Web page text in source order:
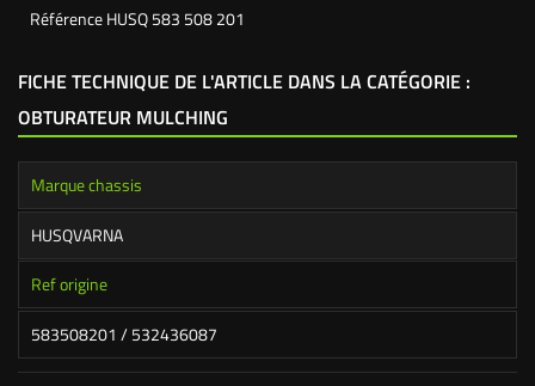
RéférenceHUSQ 583 508 201
FICHE TECHNIQUE DE L'ARTICLE DANS LA CATÉGORIE :
OBTURATEUR MULCHING
Marque chassis
HUSQVARNA
Ref origine
583508201 / 532436087